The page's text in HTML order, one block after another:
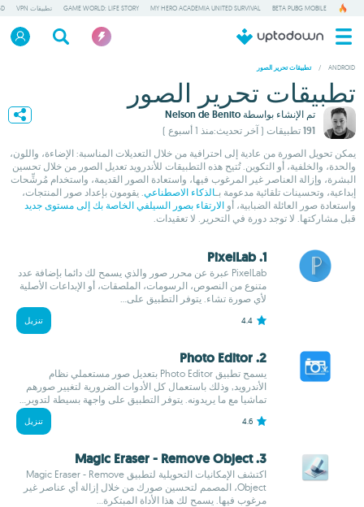
BETA PUBG MOBILE
MY HERO ACADEMIA UNITED SURVIVAL
GAME WORLD: LIFE STORY تطبيقات VPN
ANDROID
/ تطبيقات تحرير الصور
تطبيقات تحرير الصور
تم الإنشاء بواسطة Nelson de Benito
191 تطبيقات
( آخر تحديث:منذ 1 أسبوع )
يمكن تحويل الصورة من عادية إلى احترافية من خلال التعديلات المناسبة: الإضاءة، واللون،
والحدة، والخلفية، أو التكوين. تُتيح هذه التطبيقات للأندرويد تعديل الصور من خلال تحسين
البشرة، وإزالة العناصر غير المرغوب فيها، واستعادة الصور القديمة، واستخدام مُرشِّحات
إبداعية، وتحسينات تلقائية مدعومة بـالذكاء الاصطناعي. يقومون بإعداد صور المنتجات،
واستعادة صور العائلة الضبابية، أو الارتقاء بصور السيلفي الخاصة بك إلى مستوى جديد
قبل مشاركتها. لا توجد دورة في التحرير. لا تعقيدات.
1. PixelLab
PixelLab عبرة عن محرر صور والذي يسمح لك دائما بإضافة عدد
متنوع من النصوص، الرسومات، الملصقات، أو الإبداعات الأصلية
لأي صورة تشاء. يتوفر التطبيق على...
4.4 تنزيل
2. Photo Editor
يسمح تطبيق Photo Editor بتعديل صور مستعملي نظام
الأندرويد, وذلك باستعمال كل الأدوات الضرورية لتغيير صورهم
تماشيا مع ما يريدونه. يتوفر التطبيق على واجهة بسيطة لتدوير...
4.6 تنزيل
3. Magic Eraser - Remove Object
اكتشف الإمكانيات التحويلية لتطبيق Magic Eraser - Remove
Object، المصمم لتحسين صورك من خلال إزالة أي عناصر غير
مرغوب فيها. يسمح لك هذا الأداة المبتكرة...